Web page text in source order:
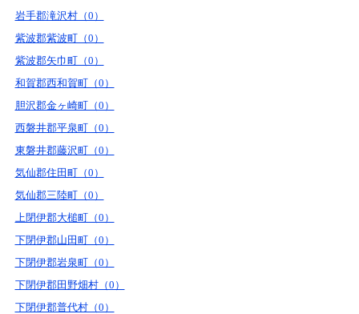
岩手郡滝沢村（0）
紫波郡紫波町（0）
紫波郡矢巾町（0）
和賀郡西和賀町（0）
胆沢郡金ヶ崎町（0）
西磐井郡平泉町（0）
東磐井郡藤沢町（0）
気仙郡住田町（0）
気仙郡三陸町（0）
上閉伊郡大槌町（0）
下閉伊郡山田町（0）
下閉伊郡岩泉町（0）
下閉伊郡田野畑村（0）
下閉伊郡普代村（0）